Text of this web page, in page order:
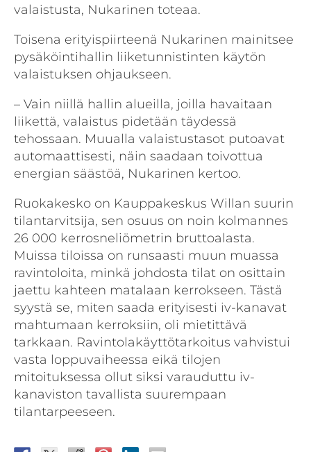
valaistusta, Nukarinen toteaa.
Toisena erityispiirteenä Nukarinen mainitsee
pysäköintihallin liiketunnistinten käytön
valaistuksen ohjaukseen.
– Vain niillä hallin alueilla, joilla havaitaan
liikettä, valaistus pidetään täydessä
tehossaan. Muualla valaistustasot putoavat
automaattisesti, näin saadaan toivottua
energian säästöä, Nukarinen kertoo.
Ruokakesko on Kauppakeskus Willan suurin
tilantarvitsija, sen osuus on noin kolmannes
26 000 kerrosneliömetrin bruttoalasta.
Muissa tiloissa on runsaasti muun muassa
ravintoloita, minkä johdosta tilat on osittain
jaettu kahteen matalaan kerrokseen. Tästä
syystä se, miten saada erityisesti iv-kanavat
mahtumaan kerroksiin, oli mietittävä
tarkkaan. Ravintolakäyttötarkoitus vahvistui
vasta loppuvaiheessa eikä tilojen
mitoituksessa ollut siksi varauduttu iv-
kanaviston tavallista suurempaan
tilantarpeeseen.